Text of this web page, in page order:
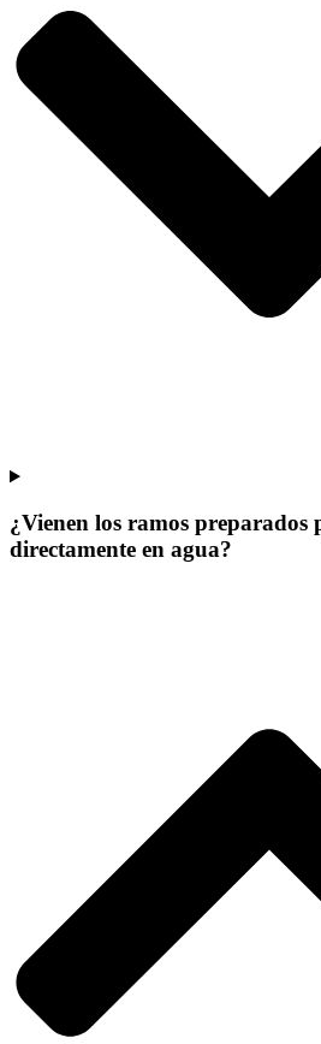
¿Vienen los ramos preparados
directamente en agua?